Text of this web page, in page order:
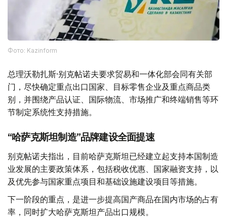
Фото: Kazinform
总理沃勒扎斯·别克帖诺夫要求贸易和一体化部会同有关部
门，尽快确定重点出口国家、目标零售企业及重点商品类
别，并围绕产品认证、国际物流、市场推广和终端销售等环
节制定系统性支持措施。
“哈萨克斯坦制造”品牌建设全面提速
别克帖诺夫指出，目前哈萨克斯坦已经建立起支持本国制造
业发展的主要政策体系，包括税收优惠、国家融资支持，以
及优先参与国家重点项目和基础设施建设项目等措施。
下一阶段的重点，是进一步提高国产商品在国内市场的占有
率，同时扩大哈萨克斯坦产品出口规模。